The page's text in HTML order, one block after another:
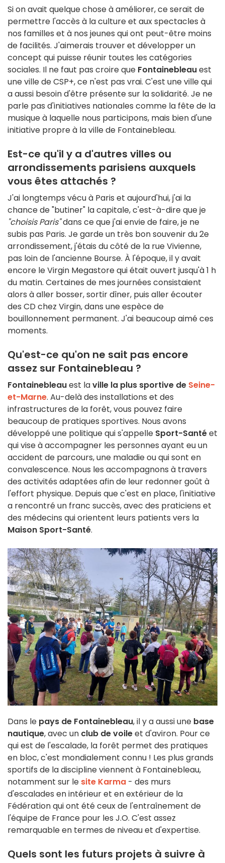
Si on avait quelque chose à améliorer, ce serait de
permettre l'accès à la culture et aux spectacles à
nos familles et à nos jeunes qui ont peut-être moins
de facilités. J'aimerais trouver et développer un
concept qui puisse réunir toutes les catégories
sociales. Il ne faut pas croire que Fontainebleauest
une ville de CSP+, ce n'est pas vrai. C'est une ville qui
a aussi besoin d'être présente sur la solidarité. Je ne
parle pas d'initiatives nationales comme la fête de la
musique à laquelle nous participons, mais bien d'une
initiative propre à la ville de Fontainebleau.
Est-ce qu'il y a d'autres villes ou
arrondissements parisiens auxquels
vous êtes attachés ?
J'ai longtemps vécu à Paris et aujourd'hui, j'ai la
chance de "butiner" la capitale, c'est-à-dire que je
"choisis Paris"dans ce que j'ai envie de faire, je ne
subis pas Paris. Je garde un très bon souvenir du 2e
arrondissement, j'étais du côté de la rue Vivienne,
pas loin de l'ancienne Bourse. À l'époque, il y avait
encore le Virgin Megastore qui était ouvert jusqu'à 1 h
du matin. Certaines de mes journées consistaient
alors à aller bosser, sortir dîner, puis aller écouter
des CD chez Virgin, dans une espèce de
bouillonnement permanent. J'ai beaucoup aimé ces
moments.
Qu'est-ce qu'on ne sait pas encore
assez sur Fontainebleau ?
Fontainebleauest laville la plus sportive de Seine-
et-Marne. Au-delà des installations et des
infrastructures de la forêt, vous pouvez faire
beaucoup de pratiques sportives. Nous avons
développé une politique qui s'appelle Sport-Santéet
qui vise à accompagner les personnes ayant eu un
accident de parcours, une maladie ou qui sont en
convalescence. Nous les accompagnons à travers
des activités adaptées afin de leur redonner goût à
l'effort physique. Depuis que c'est en place, l'initiative
a rencontré un franc succès, avec des praticiens et
des médecins qui orientent leurs patients vers la
Maison Sport-Santé.
Dans le pays de Fontainebleau, il y a aussi une base
nautique, avec un club de voileet d'aviron. Pour ce
qui est de l'escalade, la forêt permet des pratiques
en bloc, c'est mondialement connu ! Les plus grands
sportifs de la discipline viennent à Fontainebleau,
notamment sur le site Karma - des murs
d'escalades en intérieur et en extérieur de la
Fédération qui ont été ceux de l'entraînement de
l'équipe de France pour les J.O. C'est assez
remarquable en termes de niveau et d'expertise.
Quels sont les futurs projets à suivre à